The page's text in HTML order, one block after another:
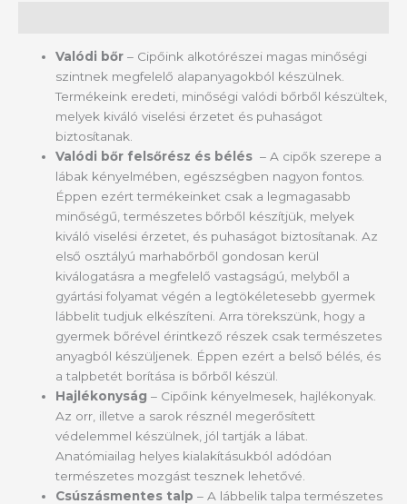
Valódi bőr– Cipőink alkotórészei magas minőségi
szintnek megfelelő alapanyagokból készülnek.
Termékeink eredeti, minőségi valódi bőrből készültek,
melyek kiváló viselési érzetet és puhaságot
biztosítanak.
Valódi bőr felsőrész és bélés– A cipők szerepe a
lábak kényelmében, egészségben nagyon fontos.
Éppen ezért termékeinket csak a legmagasabb
minőségű, természetes bőrből készítjük, melyek
kiváló viselési érzetet, és puhaságot biztosítanak. Az
első osztályú marhabőrből gondosan kerül
kiválogatásra a megfelelő vastagságú, melyből a
gyártási folyamat végén a legtökéletesebb gyermek
lábbelit tudjuk elkészíteni. Arra törekszünk, hogy a
gyermek bőrével érintkező részek csak természetes
anyagból készüljenek. Éppen ezért a belső bélés, és
a talpbetét borítása is bőrből készül.
Hajlékonyság– Cipőink kényelmesek, hajlékonyak.
Az orr, illetve a sarok résznél megerősített
védelemmel készülnek, jól tartják a lábat.
Anatómiailag helyes kialakításukból adódóan
természetes mozgást tesznek lehetővé.
Csúszásmentes talp– A lábbelik talpa természetes